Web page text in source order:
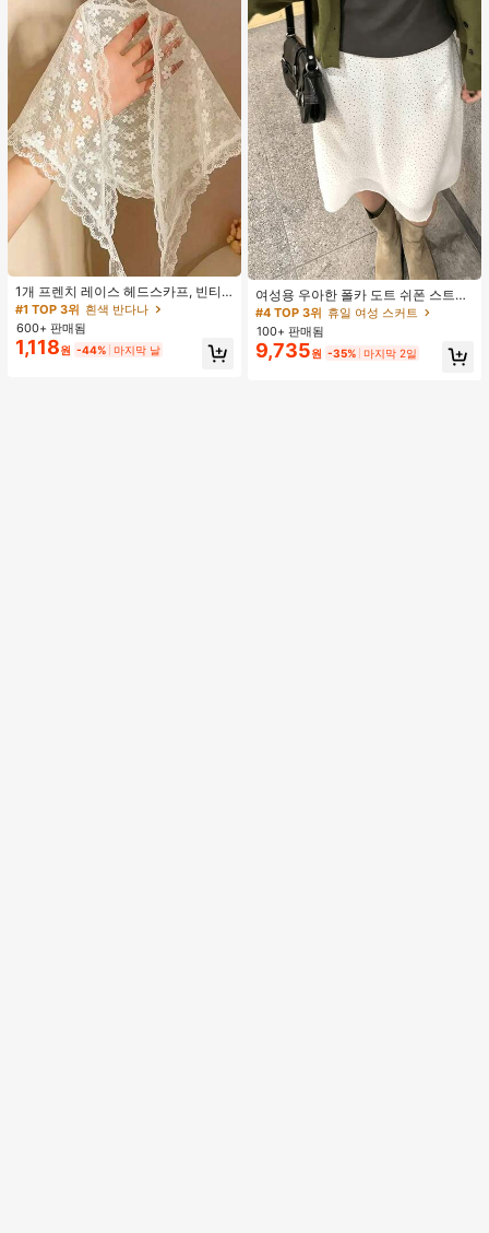
1개 프렌치 레이스 헤드스카프, 빈티
지 전원풍 화이트 스위트 헤어 액세서
리, 야외 장식에 적합한 빈티지 폴리에
스터 섬유 휴가 스카프 여름 헤어밴드
비치 스카프 바캉스 반다나, 미적
흰색 반다나
거의 매진!
#1 TOP 3위 흰색 반다나
거의 매진!
#1 TOP 3위 흰색 반다나
거의 매진!
#1 TOP 3위 흰색 반다나
600+ 판매됨
1,118원 -44% 마지막 날
여성용 우아한 폴카 도트 쉬폰 스트레
이트 스커트, 여름 캐주얼 웨어에 적
합, 일상용으로 다용도, 편안하고 통기
성 있는 화이트
#4 TOP 3위 휴일 여성 스커트
거의 매진!
#4 TOP 3위 휴일 여성 스커트
거의 매진!
#4 TOP 3위 휴일 여성 스커트
거의 매진!
#4 TOP 3위 휴일 여성 스커트
100+ 판매됨
9,735원 -35% 마지막 2일